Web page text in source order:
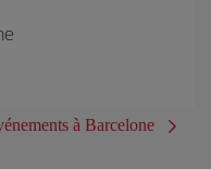
à Barcelone